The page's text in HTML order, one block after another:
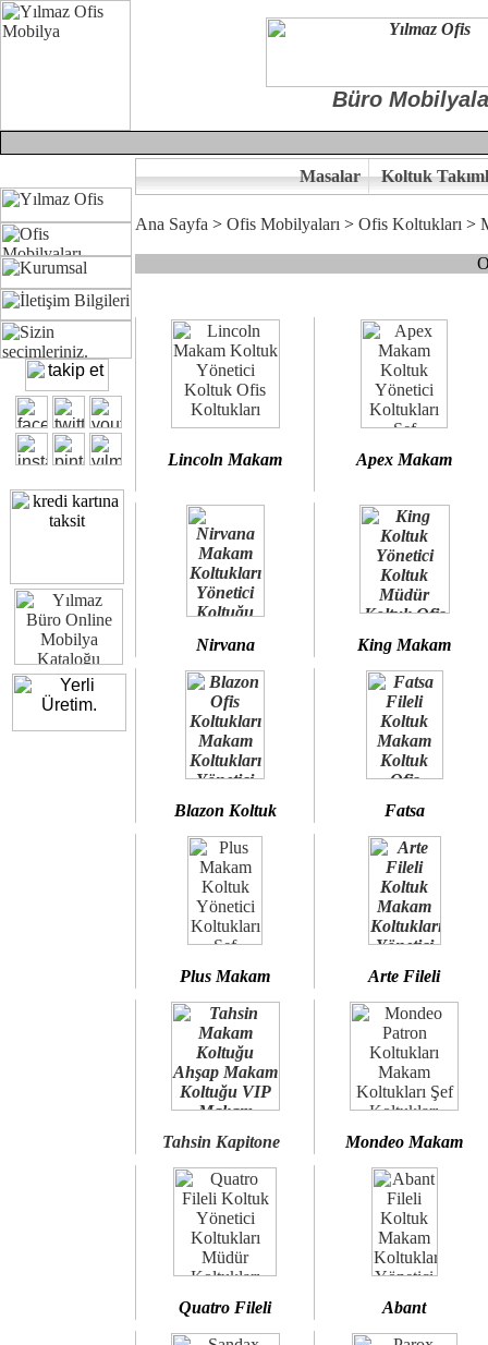
Büro
Ofisinizin dekorasyonunda ergonomi ve kaliteye önem
Çünkü sitemizde bulunan seçkin bürosit, goldsit ve modern
Size yakışan ofis koltuk tasarımına gelin birlikte karar verelim.
Kalite ve ergonomiyi arıyanların tercihi...Yılmaz Büro Mobilya
Masalar Koltuk
Ana Sayfa > Ofis Mobilyaları > Ofis Koltukları >
Lincoln Makam Apex Makam
Nirvana King Makam
Blazon Koltuk Fatsa
Plus Makam Arte Fileli
Tahsin Kapitone Mondeo Makam
Quatro Fileli Abant